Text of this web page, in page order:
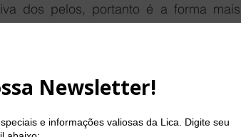
dos pelos, portanto é a forma mais
prazo, pois garante uma redução
com produtos de barbear, lâminas ou